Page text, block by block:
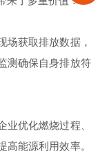
获取排放数据，
测确保自身排放符
优化燃烧过程、
能源利用效率。